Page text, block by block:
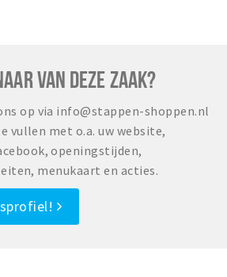
VAN DEZE ZAAK?
op via info@stappen-shoppen.nl
vullen met o.a. uw website,
openingstijden,
menukaart en acties.